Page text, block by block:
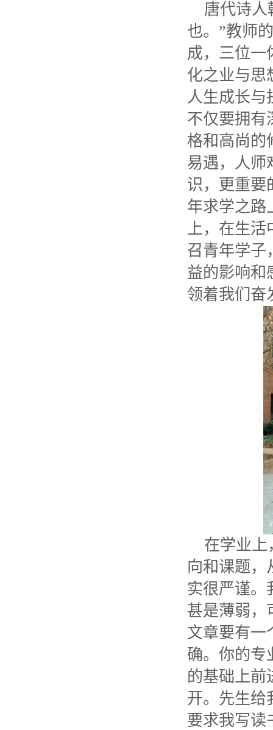
唐代诗人
也。 ”教师
成，三位一
化之业与思
人生成长与
不仅要拥有
格和高尚的
易遇，人师
识，更重要
年求学之
上，在生活
召青年学子
益的影响和
领着我们奋
在学业上
向和课题，
实很严谨。
甚是薄弱，
文章要有一
确。你的专
的基础上前
开。先生给
要求我写读